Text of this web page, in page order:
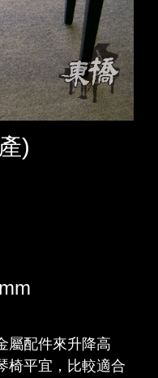
)
屬配件來升降高
椅平宜，比較適合